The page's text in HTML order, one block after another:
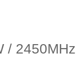
/ 2450MHz